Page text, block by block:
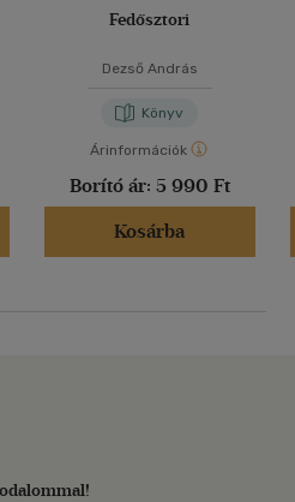
Fedősztori
Dezső András
Könyv
Árinformációk
Borító ár: 5 990 Ft
Kosárba